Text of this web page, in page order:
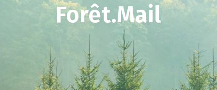
Forêt.Mail